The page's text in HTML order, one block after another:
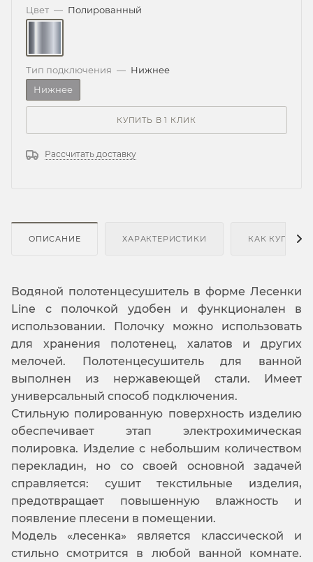
Цвет — Полированный
Тип подключения — Нижнее
Нижнее
КУПИТЬ В 1 КЛИК
Рассчитать доставку
ОПИСАНИЕ ХАРАКТЕРИСТИКИ КАК КУПИТЬ
Водяной полотенцесушитель в форме Лесенки
Line с полочкой удобен и функционален в
использовании. Полочку можно использовать
для хранения полотенец, халатов и других
мелочей. Полотенцесушитель для ванной
выполнен из нержавеющей стали. Имеет
универсальный способ подключения.
Стильную полированную поверхность изделию
обеспечивает этап электрохимическая
полировка. Изделие с небольшим количеством
перекладин, но со своей основной задачей
справляется: сушит текстильные изделия,
предотвращает повышенную влажность и
появление плесени в помещении.
Модель «лесенка» является классической и
стильно смотрится в любой ванной комнате.